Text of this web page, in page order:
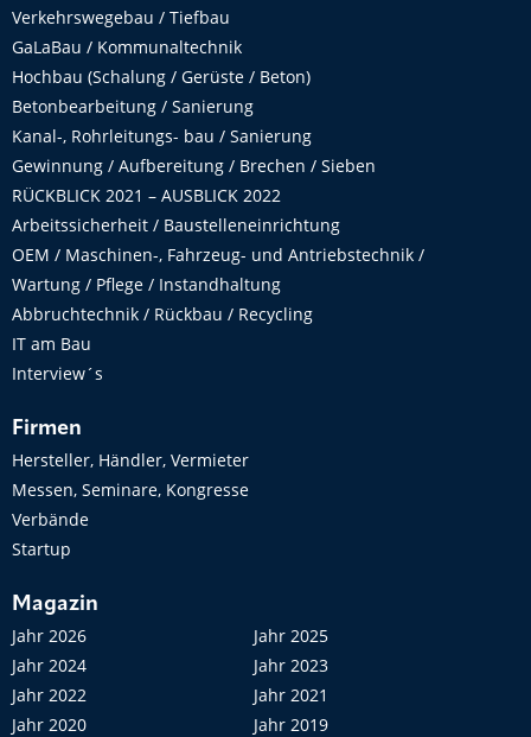
Verkehrswegebau / Tiefbau
GaLaBau / Kommunaltechnik
Hochbau (Schalung / Gerüste / Beton)
Betonbearbeitung / Sanierung
Kanal-, Rohrleitungs- bau / Sanierung
Gewinnung / Aufbereitung / Brechen / Sieben
RÜCKBLICK 2021 – AUSBLICK 2022
Arbeitssicherheit / Baustelleneinrichtung
OEM / Maschinen-, Fahrzeug- und Antriebstechnik /
Wartung / Pflege / Instandhaltung
Abbruchtechnik / Rückbau / Recycling
IT am Bau
Interview´s
Firmen
Hersteller, Händler, Vermieter
Messen, Seminare, Kongresse
Verbände
Startup
Magazin
Jahr 2026
Jahr 2025
Jahr 2024
Jahr 2023
Jahr 2022
Jahr 2021
Jahr 2020
Jahr 2019